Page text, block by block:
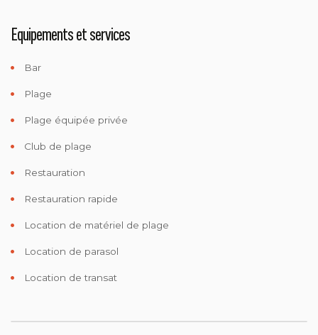
Equipements et services
Bar
Plage
Plage équipée privée
Club de plage
Restauration
Restauration rapide
Location de matériel de plage
Location de parasol
Location de transat